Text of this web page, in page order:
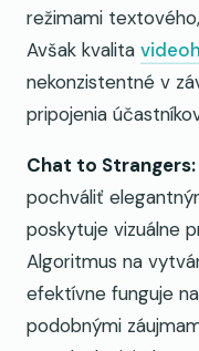
režimami
Avšak kvalita
nekonzistentné v
pripojenia
Chat to Strangers:
pochváliť
poskytuje vizuálne
Algoritmus na
efektívne funguje
podobnými